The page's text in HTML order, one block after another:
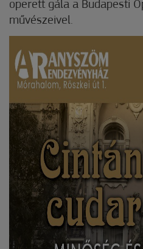
operett gála a Budapesti
művészeivel.